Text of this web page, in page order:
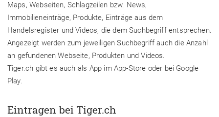
Maps, Webseiten, Schlagzeilen bzw. News,
Immobilieneinträge, Produkte, Einträge aus dem
Handelsregister und Videos, die dem Suchbegriff entsprechen.
Angezeigt werden zum jeweiligen Suchbegriff auch die Anzahl
an gefundenen Webseite, Produkten und Videos.
Tiger.ch gibt es auch als App im App-Store oder bei Google
Play.
Eintragen bei Tiger.ch